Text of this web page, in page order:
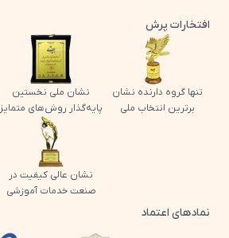
افتخارات پرش
تنها گروه دارنده نشان
برترین انتخاب ملی
نشان ملی نخستین
پایه‌گذار روش‌های متمایز
نشان عالی کیفیت در
صنعت خدمات آموزشی
نمادهای اعتماد